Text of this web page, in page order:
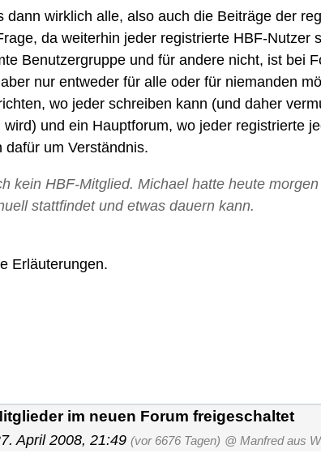
dann wirklich alle, also auch die Beiträge der
da weiterhin jeder registrierte HBF-Nutzer
Benutzergruppe und für andere nicht, ist bei
nur entweder für alle oder für niemanden
wo jeder schreiben kann (und daher
und ein Hauptforum, wo jeder registrierte
dafür um Verständnis.
kein HBF-Mitglied. Michael hatte heute
stattfindet und etwas dauern kann.
Erläuterungen.
im neuen Forum freigeschaltet
April 2008, 21:49 (vor 6676 Tagen) @ Manfred aus